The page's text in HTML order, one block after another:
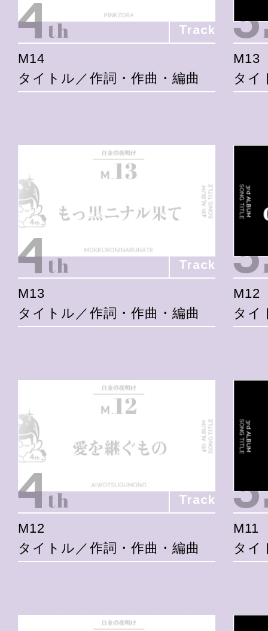
Track
M14
タイトル／作詞・作曲・編曲
M13
タイ
Track
M13
タイトル／作詞・作曲・編曲
M12
タイ
Track
M12
タイトル／作詞・作曲・編曲
M11
タイ